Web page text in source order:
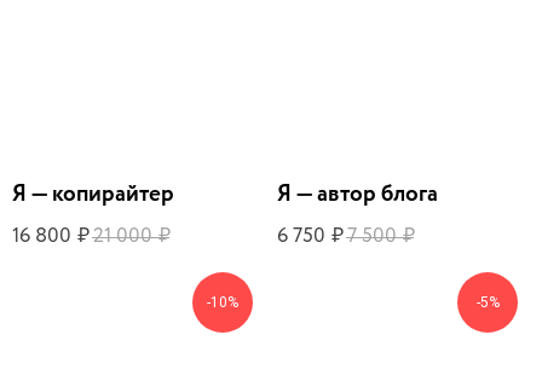
Я — копирайтер
16 800 ₽21 000 ₽
Я — автор блога
6 750 ₽7 500 ₽
-10% -5%